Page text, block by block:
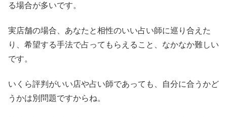
る場合が多いです。
実店舗の場合、あなたと相性のいい占い師に巡り合えた
り、希望する手法で占ってもらえること、なかなか難しい
です。
いくら評判がいい店や占い師であっても、自分に合うかど
うかは別問題ですからね。